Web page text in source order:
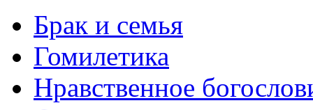
Брак и семья
Гомилетика
Нравственное